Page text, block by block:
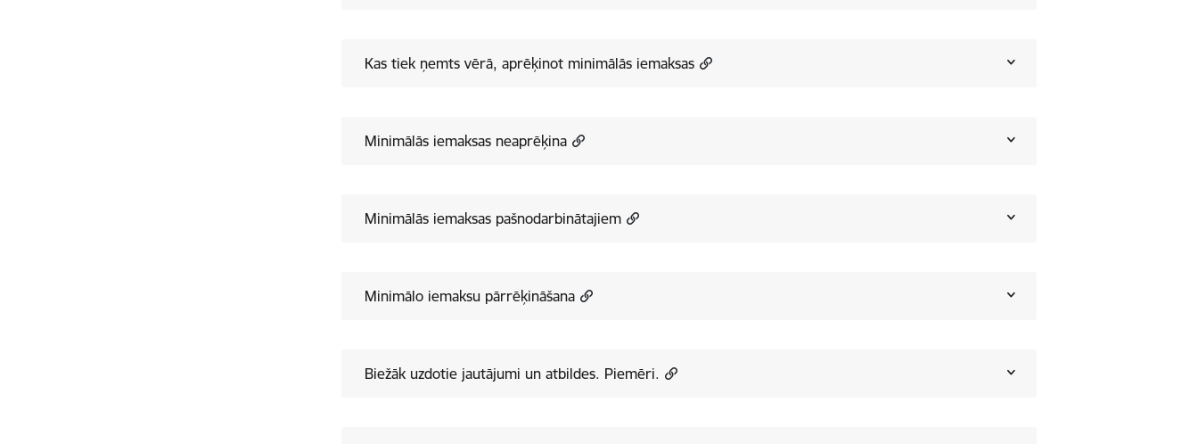
Kas tiek ņemts vērā, aprēķinot minimālās iemaksas
Minimālās iemaksas neaprēķina
Minimālās iemaksas pašnodarbinātajiem
Minimālo iemaksu pārrēķināšana
Biežāk uzdotie jautājumi un atbildes. Piemēri.